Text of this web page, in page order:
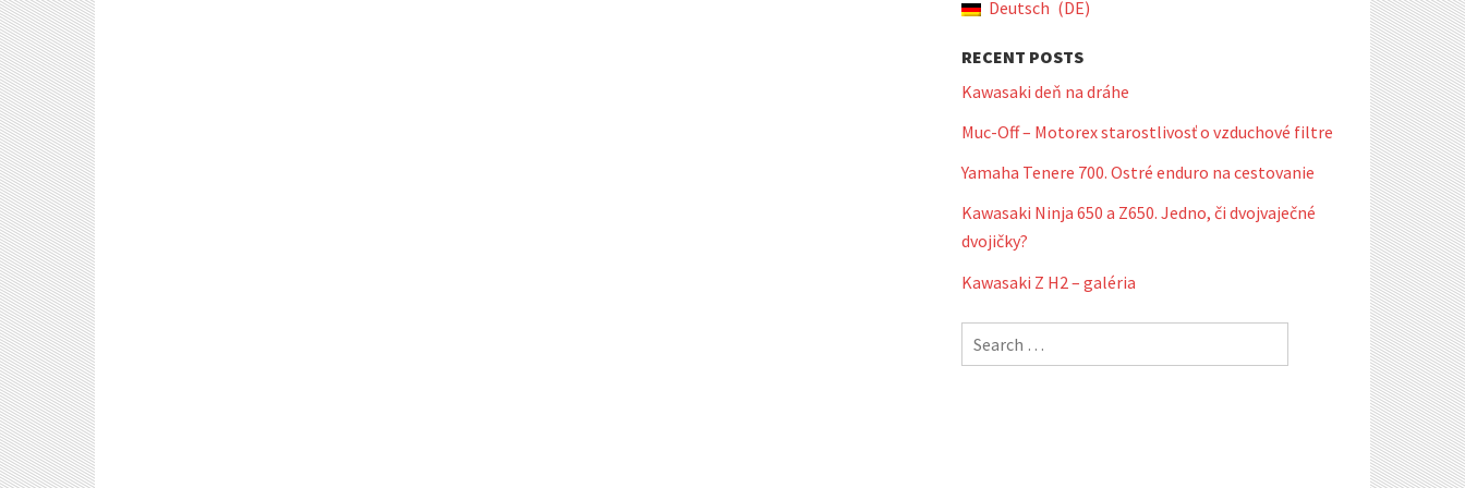
Deutsch DE
RECENT POSTS
Kawasaki deň na dráhe
Muc-Off – Motorex starostlivosť o vzduchové filtre
Yamaha Tenere 700. Ostré enduro na cestovanie
Kawasaki Ninja 650 a Z650. Jedno, či dvojvaječné
dvojičky?
Kawasaki Z H2 – galéria
Search
for: